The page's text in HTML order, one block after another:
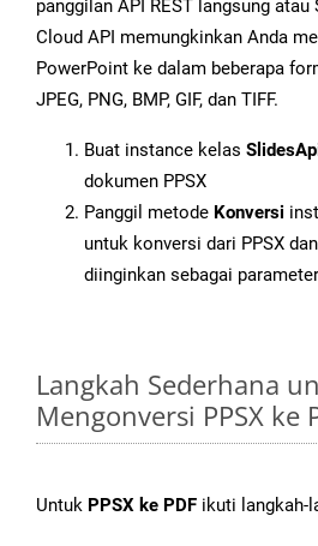
panggilan API REST langsung atau
Cloud API memungkinkan Anda
PowerPoint ke dalam beberapa
JPEG, PNG, BMP, GIF, dan TIFF.
Buat instance kelas
dokumen PPSX
Panggil metode Konversi
untuk konversi dari PPSX
diinginkan sebagai
Langkah Sederhana
Mengonversi PPSX ke
Untuk PPSX ke PDF ikuti langkah-